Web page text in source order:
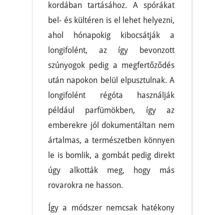
kordában tartásához. A spórákat
bel- és kültéren is el lehet helyezni,
ahol hónapokig kibocsátják a
longifolént, az így bevonzott
szúnyogok pedig a megfertőződés
után napokon belül elpusztulnak. A
longifolént régóta használják
például parfümökben, így az
emberekre jól dokumentáltan nem
ártalmas, a természetben könnyen
le is bomlik, a gombát pedig direkt
úgy alkották meg, hogy más
rovarokra ne hasson.
Így a módszer nemcsak hatékony